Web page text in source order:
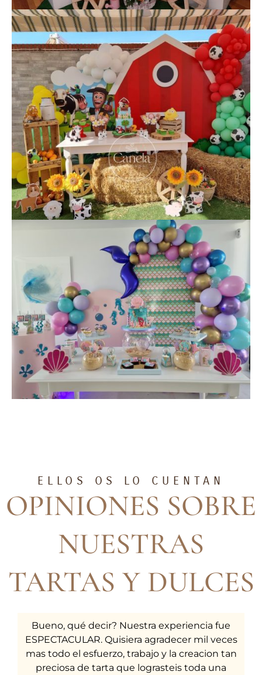
ELLOS OS LO CUENTAN
OPINIONES SOBRE
NUESTRAS
TARTAS Y DULCES
Bueno, qué decir? Nuestra experiencia fue
ESPECTACULAR. Quisiera agradecer mil veces
mas todo el esfuerzo, trabajo y la creacion tan
preciosa de tarta que lograsteis toda una